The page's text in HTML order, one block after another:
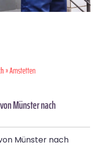
» Amstetten
Münster nach
Münster nach